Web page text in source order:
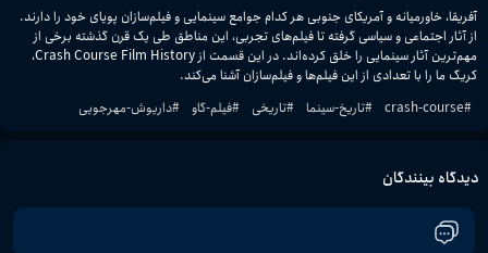
آفریقا، خاورمیانه و آمریکای جنوبی هر کدام جوامع سینمایی و فیلم‌سازان پویای خود را دارند.
از آثار اجتماعی و سیاسی گرفته تا فیلم‌های تجربی، این مناطق طی یک قرن گذشته برخی از
مهم‌ترین آثار سینمایی را خلق کرده‌اند. در این قسمت از Crash Course Film History،
کریگ ما را با تعدادی از این فیلم‌ها و فیلم‌سازان آشنا می‌کند.
#
crash-course
#تاریخ-سینما #تاریخی #فیلم-گاو #داریوش-مهرجویی
دیدگاه بینندگان